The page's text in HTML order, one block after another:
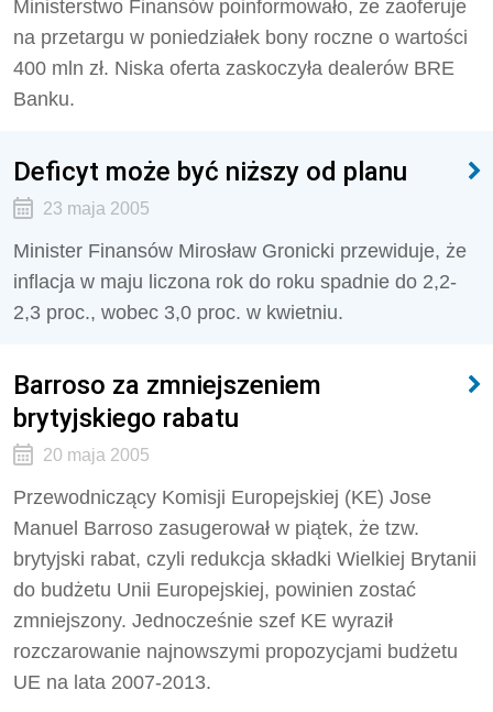
Ministerstwo Finansów poinformowało, że zaoferuje
na przetargu w poniedziałek bony roczne o wartości
400 mln zł. Niska oferta zaskoczyła dealerów BRE
Banku.
Deficyt może być niższy od planu
23 maja 2005
Minister Finansów Mirosław Gronicki przewiduje, że
inflacja w maju liczona rok do roku spadnie do 2,2-
2,3 proc., wobec 3,0 proc. w kwietniu.
Barroso za zmniejszeniem
brytyjskiego rabatu
20 maja 2005
Przewodniczący Komisji Europejskiej (KE) Jose
Manuel Barroso zasugerował w piątek, że tzw.
brytyjski rabat, czyli redukcja składki Wielkiej Brytanii
do budżetu Unii Europejskiej, powinien zostać
zmniejszony. Jednocześnie szef KE wyraził
rozczarowanie najnowszymi propozycjami budżetu
UE na lata 2007-2013.